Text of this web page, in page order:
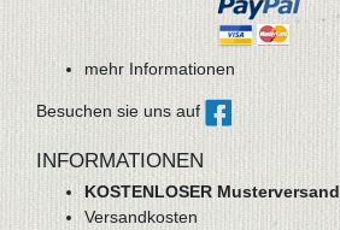
mehr Informationen
Besuchen sie uns auf
INFORMATIONEN
KOSTENLOSER Musterversand
Versandkosten